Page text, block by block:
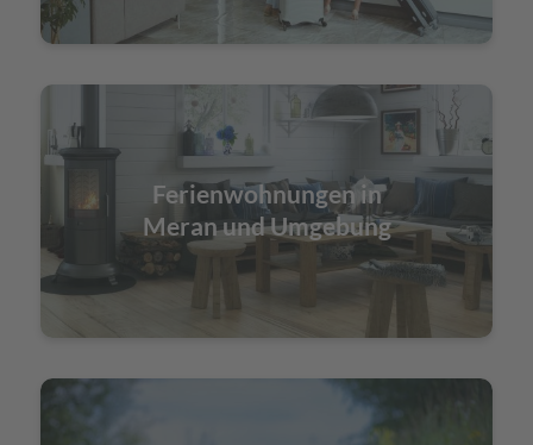
Ferienwohnungen in
Meran und Umgebung